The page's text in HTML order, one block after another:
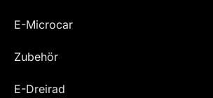
E-Microcar
Zubehör
E-Dreirad